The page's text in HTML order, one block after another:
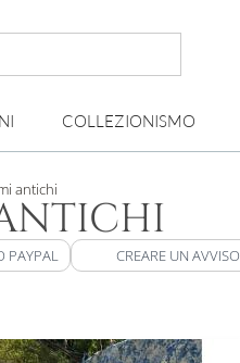
COLLEZIONISMO
antichi
PAYPAL CREARE UN AVVISO